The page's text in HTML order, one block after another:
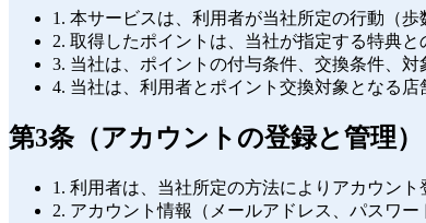
1. 本サービスは、利用者が当社所定の行動（
2. 取得したポイントは、当社が指定する特典
3. 当社は、ポイントの付与条件、交換条件、
4. 当社は、利用者とポイント交換対象となる
第3条（アカウントの登録と管理）
1. 利用者は、当社所定の方法によりアカウン
2. アカウント情報（メールアドレス、パスワ